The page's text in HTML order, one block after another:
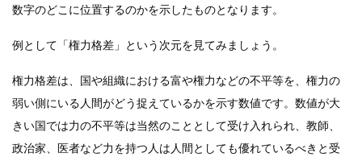
数字のどこに位置するのかを示したものとなります。
例として「権力格差」という次元を見てみましょう。
権力格差は、国や組織における富や権力などの不平等を、権力の
弱い側にいる人間がどう捉えているかを示す数値です。数値が大
きい国では力の不平等は当然のこととして受け入れられ、教師、
政治家、医者など力を持つ人は人間としても優れているべきと受